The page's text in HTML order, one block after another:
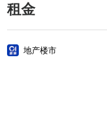
租金
地产楼市